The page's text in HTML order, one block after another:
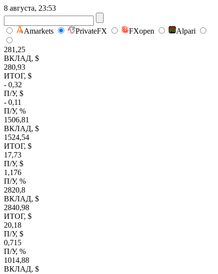
8 августа, 23:53
Amarkets PrivateFX FXopen Alpari
281,25
ВКЛАД, $
280,93
ИТОГ, $
- 0,32
П/У, $
- 0,11
П/У, %
1506,81
ВКЛАД, $
1524,54
ИТОГ, $
17,73
П/У, $
1,176
П/У, %
2820,8
ВКЛАД, $
2840,98
ИТОГ, $
20,18
П/У, $
0,715
П/У, %
1014,88
ВКЛАД, $